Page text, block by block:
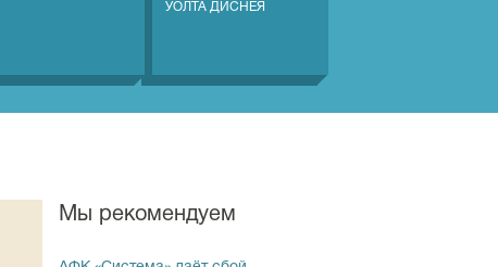
УОЛТА ДИСНЕЯ
Мы рекомендуем